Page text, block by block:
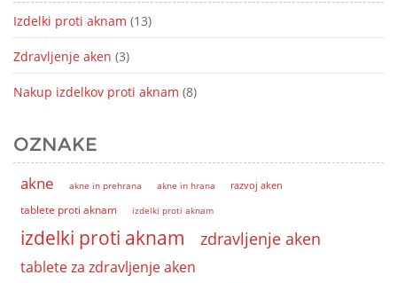
Izdelki proti aknam (13)
Zdravljenje aken (3)
Nakup izdelkov proti aknam (8)
OZNAKE
akne akne in prehrana akne in hrana razvoj aken
tablete proti aknam izdelki proti aknam
izdelki proti aknam zdravljenje aken
tablete za zdravljenje aken